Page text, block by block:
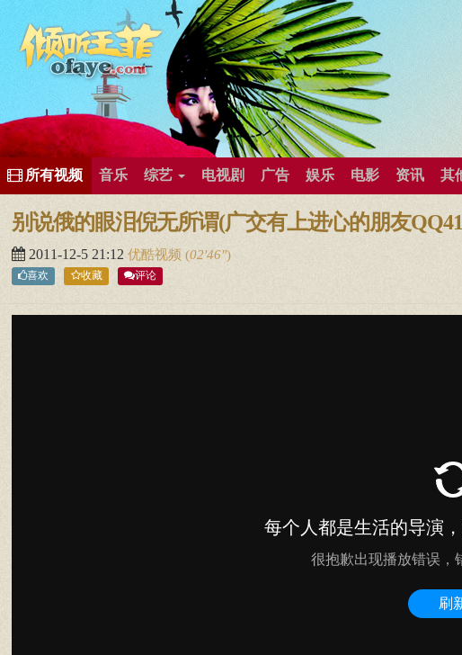
有歌曲专辑
王菲新闻王菲的精美图片王菲精彩视频王菲论坛给王菲留言用户中心王菲资料档案
所有视频 音乐 综艺 电视剧 广告 娱乐 电影 资讯 其
别说俄的眼泪倪无所谓(广交有上进心的朋友
2011-12-5 21:12 优酷视频 (02′46″)
喜欢 收藏 评论